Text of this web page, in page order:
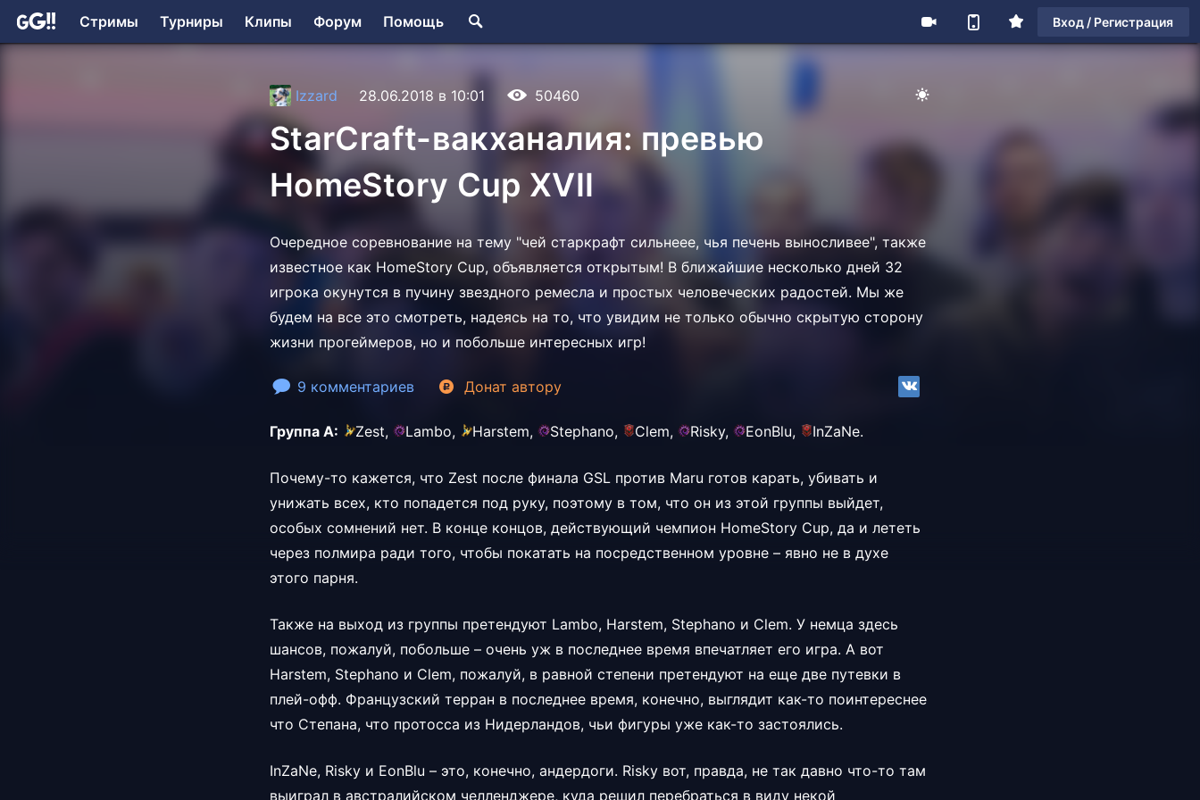
Стримы Турниры Клипы Форум Помощь Вход / Регистрация
Izzard 28.06.2018 в 10:01 50460
StarCraft-вакханалия: превью
HomeStory Cup XVII
Очередное соревнование на тему "чей старкрафт сильнеее, чья печень выносливее", также
известное как HomeStory Cup, объявляется открытым! В ближайшие несколько дней 32
игрока окунутся в пучину звездного ремесла и простых человеческих радостей. Мы же
будем на все это смотреть, надеясь на то, что увидим не только обычно скрытую сторону
жизни прогеймеров, но и побольше интересных игр!
9 комментариев Донат автору
Группа А: Zest, Lambo, Harstem, Stephano, Clem, Risky, EonBlu, InZaNe.
Почему-то кажется, что Zest после финала GSL против Maru готов карать, убивать и
унижать всех, кто попадется под руку, поэтому в том, что он из этой группы выйдет,
особых сомнений нет. В конце концов, действующий чемпион HomeStory Cup, да и лететь
через полмира ради того, чтобы покатать на посредственном уровне – явно не в духе
этого парня.
Также на выход из группы претендуют Lambo, Harstem, Stephano и Clem. У немца здесь
шансов, пожалуй, побольше – очень уж в последнее время впечатляет его игра. А вот
Harstem, Stephano и Clem, пожалуй, в равной степени претендуют на еще две путевки в
плей-офф. Французский терран в последнее время, конечно, выглядит как-то поинтереснее
что Степана, что протосса из Нидерландов, чьи фигуры уже как-то застоялись.
InZaNe, Risky и EonBlu – это, конечно, андердоги. Risky вот, правда, не так давно что-то там
выиграл в австралийском челленджере, куда решил перебраться в виду некой